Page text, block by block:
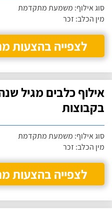
סוג אילוף: משמעת מתקדמת
מין הכלב: זכר
לצפייה בהצעות
אילוף כלבים מגיל
בקבוצות
סוג אילוף: משמעת מתקדמת
מין הכלב: זכר
לצפייה בהצעות